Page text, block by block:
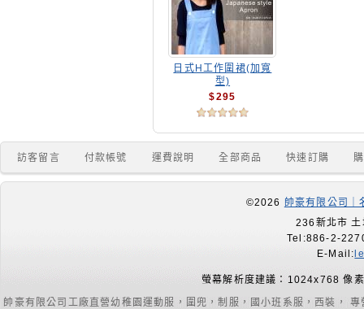
日式H工作圍裙(加寬
型)
$295
訪客留言 付款帳號 運費說明 全部商品 快速訂購
©2026 帥豪有限公司
236新北市
Tel:886-2-
E-Mail:
螢幕解析度建議：1024x768 像
帥豪有限公司工廠直營幼稚園運動服，圍兜，制服，國小班系服，西裝，